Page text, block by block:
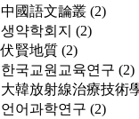
中國語文論叢 (2)
생약학회지 (2)
伏賢地質 (2)
한국교원교육연구 (2)
大韓放射線治療技術
언어과학연구 (2)